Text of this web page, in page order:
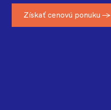
Získať cenovú ponuku →